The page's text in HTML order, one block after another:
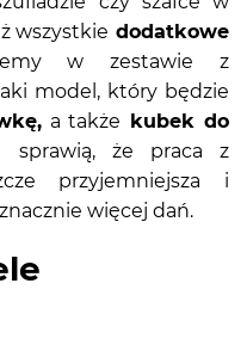
wszystkie dodatkowe
w zestawie z
model, który będzie
a także kubek do
sprawią, że praca z
przyjemniejsza i
więcej dań.